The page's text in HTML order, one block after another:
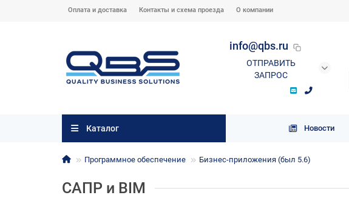
Оплата и доставка Контакты и схема проезда О компании
info@qbs.ru
ОТПРАВИТЬ
ЗАПРОС
Каталог Новости
Программное обеспечение Бизнес-приложения (был 5.6)
САПР и BIM